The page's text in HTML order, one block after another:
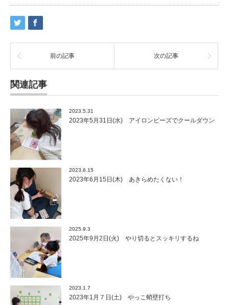
前の記事 次の記事
関連記事
2023.5.31
2023年5月31日(水) アイロンビーズでクールダウン
2023.6.15
2023年6月15日(木) あきらめたくない！
2025.9.3
2025年9月2日(火) やり切るとスッキリするね
2023.1.7
2023年1月７日(土) やっこ蛸壁打ち